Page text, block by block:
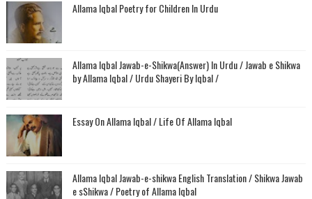
Allama Iqbal Poetry for Children In Urdu
Allama Iqbal Jawab-e-Shikwa(Answer) In Urdu / Jawab e Shikwa
by Allama Iqbal / Urdu Shayeri By Iqbal /
Essay On Allama Iqbal / Life Of Allama Iqbal
Allama Iqbal Jawab-e-shikwa English Translation / Shikwa Jawab
e sShikwa / Poetry of Allama Iqbal